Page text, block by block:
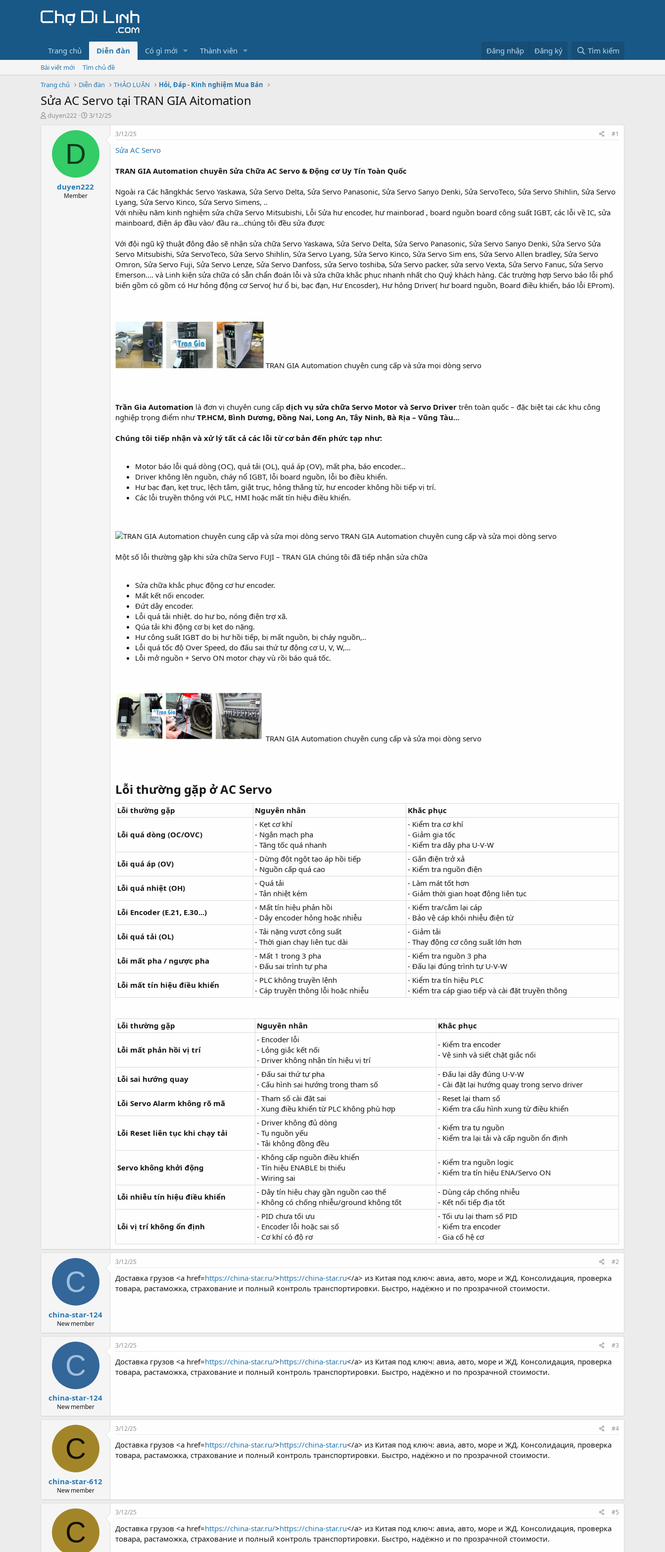
Trang chủ Diễn đàn Có gì mới Thành viên Đăng nhập Đăng ký Tìm kiếm
Bài viết mới
Tìm chủ đề
Trang chủ
Diễn đàn THẢO LUẬN Hỏi, Đáp - Kinh nghiệm Mua Bán
Sửa AC Servo tại TRAN GIA Aitomation
T
duyen222
N
à
3/12/25
D
duyen222
Member
3/12/25 #1
Sửa AC Servo
TRAN GIA Automation chuyên Sửa Chữa AC Servo & Động cơ Uy Tín Toàn Quốc
Ngoài ra Các hãngkhác Servo Yaskawa, Sửa Servo Delta, Sửa Servo Panasonic, Sửa Servo Sanyo Denki, Sửa ServoTeco, Sửa Servo Shihlin, Sửa Servo
Lyang, Sửa Servo Kinco, Sửa Servo Simens, ..
Với nhiều năm kinh nghiệm sửa chữa Servo Mitsubishi, Lỗi Sửa hư encoder, hư mainborad , board nguồn board công suất IGBT, các lỗi về IC, sửa
mainboard, điện áp đầu vào/ đầu ra...chúng tôi đều sửa được
Với đội ngũ kỹ thuật đông đảo sẽ nhận sửa chữa Servo Yaskawa, Sửa Servo Delta, Sửa Servo Panasonic, Sửa Servo Sanyo Denki, Sửa Servo Sửa
Servo Mitsubishi, Sửa ServoTeco, Sửa Servo Shihlin, Sửa Servo Lyang, Sửa Servo Kinco, Sửa Servo Sim ens, Sửa Servo Allen bradley, Sửa Servo
Omron, Sửa Servo Fuji, Sửa Servo Lenze, Sửa Servo Danfoss, sửa Servo toshiba, Sửa Servo packer, sửa servo Vexta, Sửa Servo Fanuc, Sửa Servo
Emerson.... và Linh kiện sửa chữa có sẵn chẩn đoán lỗi và sửa chữa khắc phục nhanh nhất cho Quý khách hàng. Các trường hợp Servo báo lỗi phổ
biến gồm có gồm có Hư hỏng động cơ Servo( hư ổ bi, bạc đạn, Hư Encosder), Hư hỏng Driver( hư board nguồn, Board điều khiển, báo lỗi EProm).
TRAN GIA Automation chuyên cung cấp và sửa mọi dòng servo
Trần Gia Automation là đơn vị chuyên cung cấp dịch vụ sửa chữa Servo Motor và Servo Driver trên toàn quốc – đặc biệt tại các khu công
nghiệp trọng điểm nhưTP.HCM, Bình Dương, Đồng Nai, Long An, Tây Ninh, Bà Rịa – Vũng Tàu…
Chúng tôi tiếp nhận và xử lý tất cả các lỗi từ cơ bản đến phức tạp như:
Motor báo lỗi quá dòng (OC), quá tải (OL), quá áp (OV), mất pha, báo encoder…
Driver không lên nguồn, cháy nổ IGBT, lỗi board nguồn, lỗi bo điều khiển.
Hư bạc đạn, kẹt trục, lệch tâm, giật trục, hỏng thắng từ, hư encoder không hồi tiếp vị trí.
Các lỗi truyền thông với PLC, HMI hoặc mất tín hiệu điều khiển.
TRAN GIA Automation chuyên cung cấp và sửa mọi dòng servo
Một số lỗi thường gặp khi sửa chữa Servo FUJI – TRAN GIA chúng tôi đã tiếp nhận sửa chữa
Sửa chữa khắc phục động cơ hư encoder.
Mất kết nối encoder.
Đứt dây encoder.
Lỗi quá tải nhiệt. do hư bo, nóng điện trợ xã.
Qúa tải khi động cơ bị kẹt do nặng.
Hư công suất IGBT do bị hư hồi tiếp, bị mất nguồn, bị cháy nguồn,..
Lỗi quá tốc độ Over Speed, do đấu sai thứ tự động cơ U, V, W,…
Lỗi mở nguồn + Servo ON motor chạy vù rồi báo quá tốc.
TRAN GIA Automation chuyên cung cấp và sửa mọi dòng servo
Lỗi thường gặp ở AC Servo​
Lỗi thường gặp Nguyên nhân Khắc phục
Lỗi quá dòng (OC/OVC)
- Kẹt cơ khí
- Ngắn mạch pha
- Tăng tốc quá nhanh
- Kiểm tra cơ khí
- Giảm gia tốc
- Kiểm tra dây pha U-V-W
Lỗi quá áp (OV)
- Dừng đột ngột tạo áp hồi tiếp
- Nguồn cấp quá cao
- Gắn điện trở xả
- Kiểm tra nguồn điện
Lỗi quá nhiệt (OH)
- Quá tải
- Tản nhiệt kém
- Làm mát tốt hơn
- Giảm thời gian hoạt động liên tục
Lỗi Encoder (E.21, E.30...)
- Mất tín hiệu phản hồi
- Dây encoder hỏng hoặc nhiễu
- Kiểm tra/cắm lại cáp
- Bảo vệ cáp khỏi nhiễu điện từ
Lỗi quá tải (OL)
- Tải nặng vượt công suất
- Thời gian chạy liên tục dài
- Giảm tải
- Thay động cơ công suất lớn hơn
Lỗi mất pha / ngược pha
- Mất 1 trong 3 pha
- Đấu sai trình tự pha
- Kiểm tra nguồn 3 pha
- Đấu lại đúng trình tự U-V-W
Lỗi mất tín hiệu điều khiển
- PLC không truyền lệnh
- Cáp truyền thông lỗi hoặc nhiễu
- Kiểm tra tín hiệu PLC
- Kiểm tra cáp giao tiếp và cài đặt truyền thông
Lỗi thường gặp Nguyên nhân Khắc phục
Lỗi mất phản hồi vị trí
- Encoder lỗi
- Lỏng giắc kết nối
- Driver không nhận tín hiệu vị trí
- Kiểm tra encoder
- Vệ sinh và siết chặt giắc nối
Lỗi sai hướng quay
- Đấu sai thứ tự pha
- Cấu hình sai hướng trong tham số
- Đấu lại dây đúng U-V-W
- Cài đặt lại hướng quay trong servo driver
Lỗi Servo Alarm không rõ mã
- Tham số cài đặt sai
- Xung điều khiển từ PLC không phù hợp
- Reset lại tham số
- Kiểm tra cấu hình xung từ điều khiển
Lỗi Reset liên tục khi chạy tải
- Driver không đủ dòng
- Tụ nguồn yếu
- Tải không đồng đều
- Kiểm tra tụ nguồn
- Kiểm tra lại tải và cấp nguồn ổn định
Servo không khởi động
- Không cấp nguồn điều khiển
- Tín hiệu ENABLE bị thiếu
- Wiring sai
- Kiểm tra nguồn logic
- Kiểm tra tín hiệu ENA/Servo ON
Lỗi nhiễu tín hiệu điều khiển
- Dây tín hiệu chạy gần nguồn cao thế
- Không có chống nhiễu/ground không tốt
- Dùng cáp chống nhiễu
- Kết nối tiếp địa tốt
Lỗi vị trí không ổn định
- PID chưa tối ưu
- Encoder lỗi hoặc sai số
- Cơ khí có độ rơ
- Tối ưu lại tham số PID
- Kiểm tra encoder
- Gia cố hệ cơ
C
china-star-124
New member
3/12/25 #2
Доставка грузов <a href=https://china-star.ru/>https://china-star.ru</a> из Китая под ключ: авиа, авто, море и ЖД. Консолидация, проверка
товара, растаможка, страхование и полный контроль транспортировки. Быстро, надёжно и по прозрачной стоимости.
C
china-star-124
New member
3/12/25 #3
Доставка грузов <a href=https://china-star.ru/>https://china-star.ru</a> из Китая под ключ: авиа, авто, море и ЖД. Консолидация, проверка
товара, растаможка, страхование и полный контроль транспортировки. Быстро, надёжно и по прозрачной стоимости.
C
china-star-612
New member
3/12/25 #4
Доставка грузов <a href=https://china-star.ru/>https://china-star.ru</a> из Китая под ключ: авиа, авто, море и ЖД. Консолидация, проверка
товара, растаможка, страхование и полный контроль транспортировки. Быстро, надёжно и по прозрачной стоимости.
C
3/12/25 #5
Доставка грузов <a href=https://china-star.ru/>https://china-star.ru</a> из Китая под ключ: авиа, авто, море и ЖД. Консолидация, проверка
товара, растаможка, страхование и полный контроль транспортировки. Быстро, надёжно и по прозрачной стоимости.